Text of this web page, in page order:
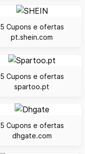
5 Cupons e ofertas
pt.shein.com
5 Cupons e ofertas
spartoo.pt
5 Cupons e ofertas
dhgate.com